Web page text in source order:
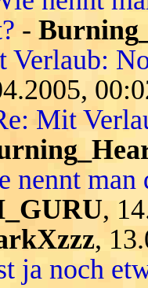
-
Verlaub:
Mit
nennt man
,
,
ja noch